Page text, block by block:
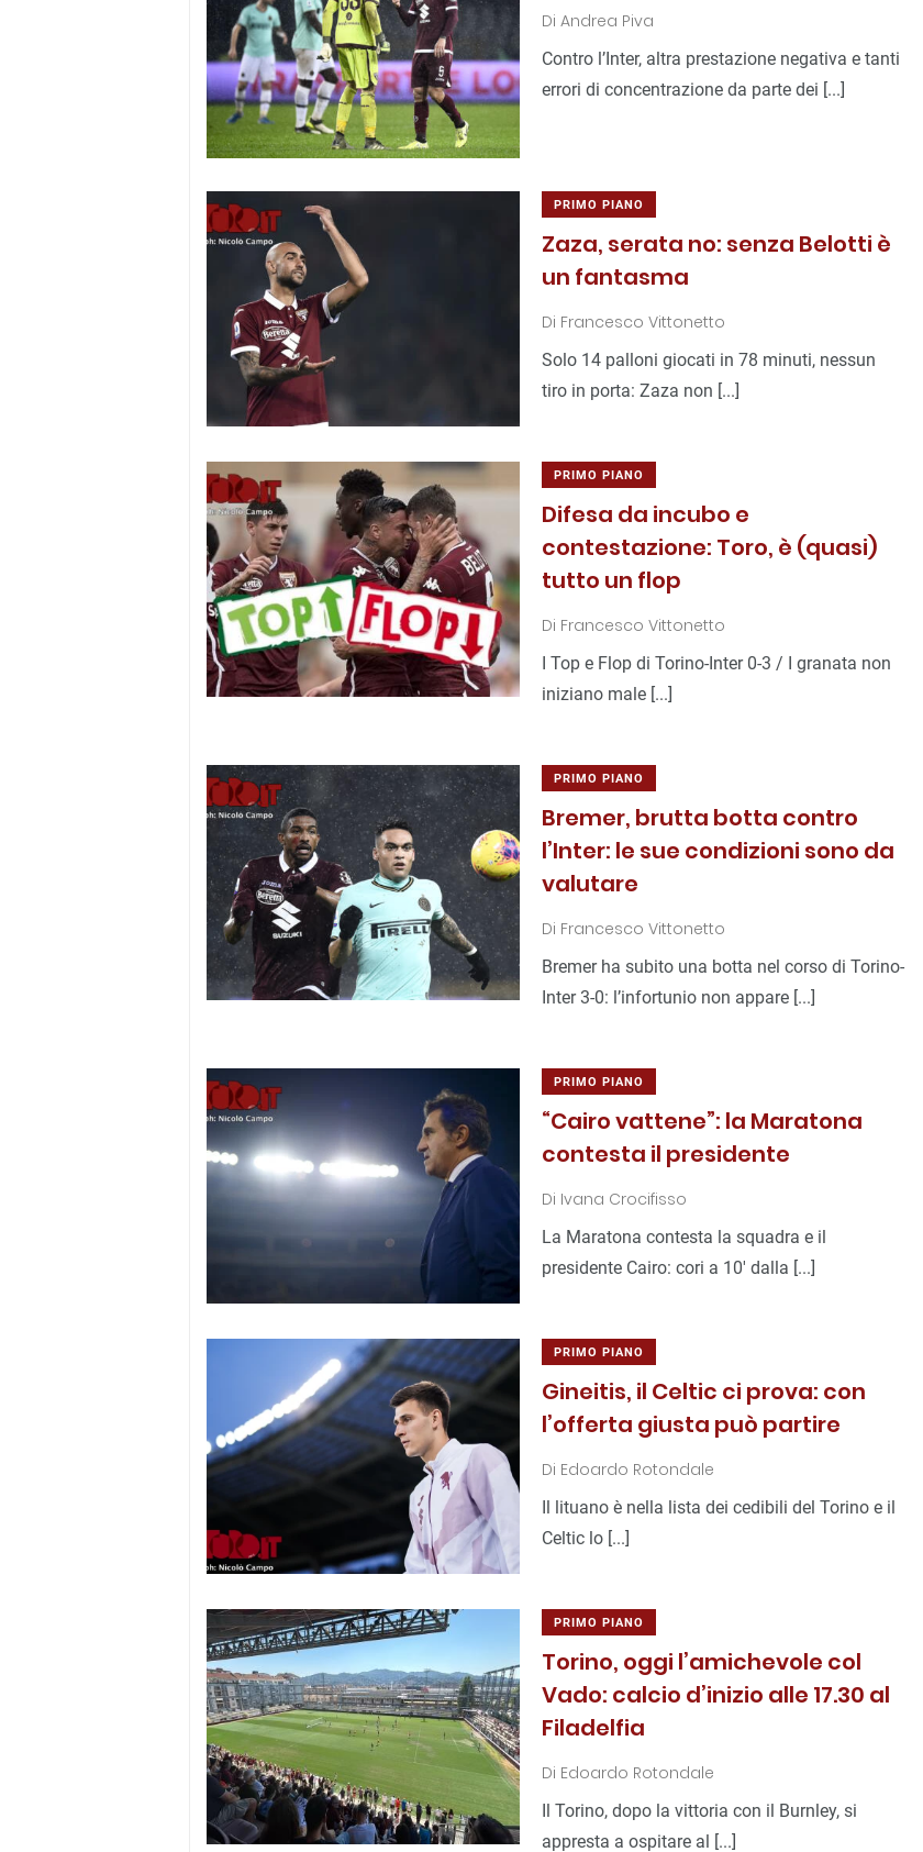
Di Andrea Piva
Contro l’Inter, altra prestazione negativa e tanti
errori di concentrazione da parte dei [...]
PRIMO PIANO
Zaza, serata no: senza Belotti è
un fantasma
Di Francesco Vittonetto
Solo 14 palloni giocati in 78 minuti, nessun
tiro in porta: Zaza non [...]
PRIMO PIANO
Difesa da incubo e
contestazione: Toro, è (quasi)
tutto un flop
Di Francesco Vittonetto
I Top e Flop di Torino-Inter 0-3 / I granata non
iniziano male [...]
PRIMO PIANO
Bremer, brutta botta contro
l’Inter: le sue condizioni sono da
valutare
Di Francesco Vittonetto
Bremer ha subito una botta nel corso di Torino-
Inter 3-0: l’infortunio non appare [...]
PRIMO PIANO
“Cairo vattene”: la Maratona
contesta il presidente
Di Ivana Crocifisso
La Maratona contesta la squadra e il
presidente Cairo: cori a 10′ dalla [...]
PRIMO PIANO
Gineitis, il Celtic ci prova: con
l’offerta giusta può partire
Di Edoardo Rotondale
Il lituano è nella lista dei cedibili del Torino e il
Celtic lo [...]
PRIMO PIANO
Torino, oggi l’amichevole col
Vado: calcio d’inizio alle 17.30 al
Filadelfia
Di Edoardo Rotondale
Il Torino, dopo la vittoria con il Burnley, si
appresta a ospitare al [...]